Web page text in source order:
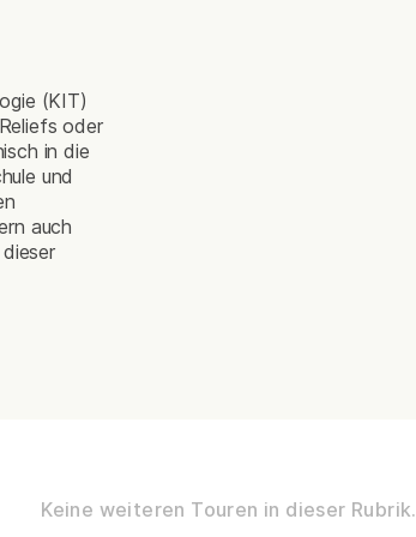
(KIT)
oder
in die
und
auch
Keine weiteren Touren in dieser Rubrik.